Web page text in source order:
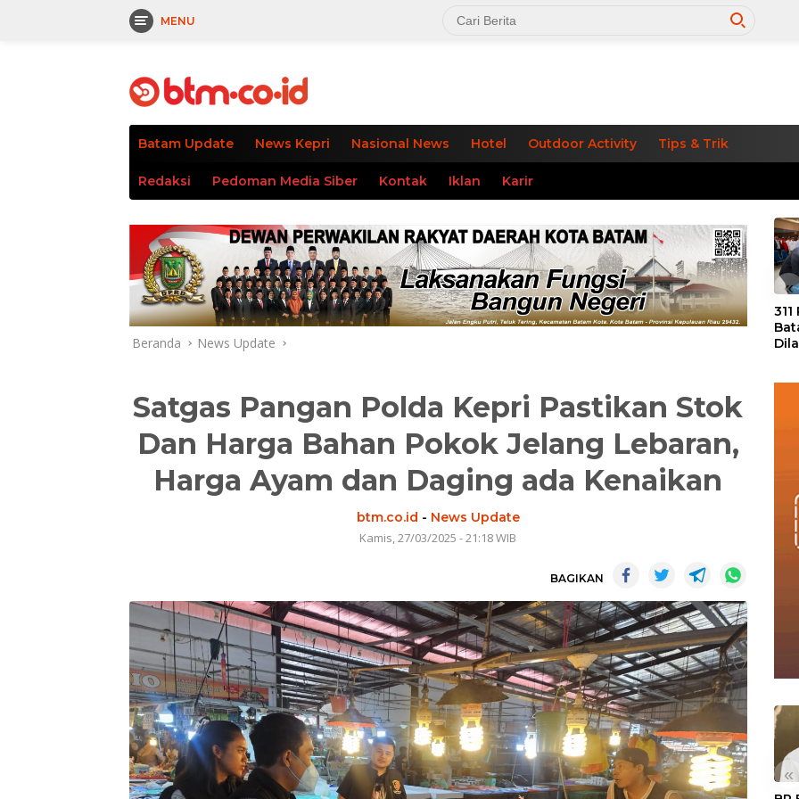
MENU
Batam Update News Kepri Nasional News Hotel Outdoor Activity Tips & Trik
Redaksi Pedoman Media Siber Kontak Iklan Karir
Beranda News Update
Satgas Pangan Polda Kepri Pastikan Stok
Dan Harga Bahan Pokok Jelang Lebaran,
Harga Ayam dan Daging ada Kenaikan
btm.co.id - News Update
Kamis, 27/03/2025 - 21:18 WIB
BAGIKAN
«
«